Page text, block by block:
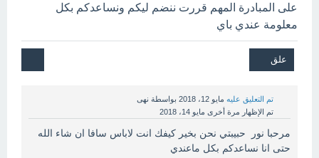
على المبادرة المهم قررت ننضم ليكم ونساعدكم بكل
معلومة عندي باي
تم التعليق عليه مايو 12، 2018 بواسطة نهى
تم الإظهار مرة أخرى مايو 14، 2018
مرحبا نور حبيبتي نحن بخير كيفك انت لاباس سافا ان شاء الله
حتى انا نساعدكم بكل ماعندي